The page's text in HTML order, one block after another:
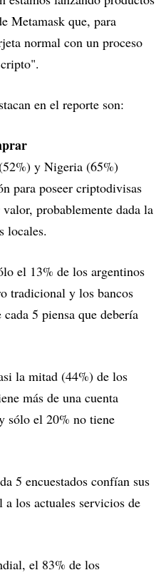
Metamask que, para
normal con un proceso
en el reporte son:
y Nigeria (65%)
para poseer criptodivisas
probablemente dada la
locales.
el 13% de los argentinos
tradicional y los bancos
5 piensa que debería
la mitad (44%) de los
más de una cuenta
sólo el 20% no tiene
5 encuestados confían sus
los actuales servicios de
el 83% de los